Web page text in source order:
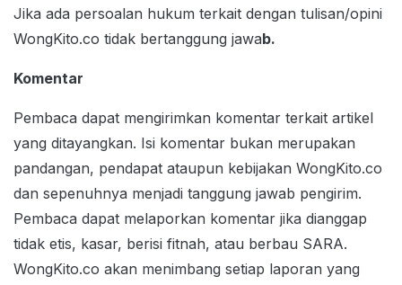
Jika ada persoalan hukum terkait dengan tulisan/opini
WongKito.co tidak bertanggung jawab.
Komentar
Pembaca dapat mengirimkan komentar terkait artikel
yang ditayangkan. Isi komentar bukan merupakan
pandangan, pendapat ataupun kebijakan WongKito.co
dan sepenuhnya menjadi tanggung jawab pengirim.
Pembaca dapat melaporkan komentar jika dianggap
tidak etis, kasar, berisi fitnah, atau berbau SARA.
WongKito.co akan menimbang setiap laporan yang